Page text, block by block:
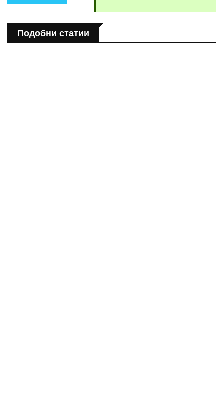
Подобни статии